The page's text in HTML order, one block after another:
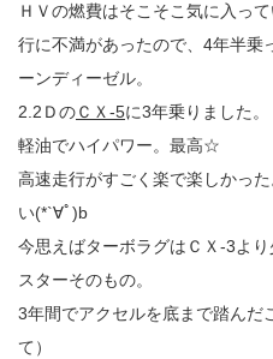
ＨＶの燃費はそこそこ気に入っ
行に不満があったので、4年半乗
ーンディーゼル。
2.2ＤのＣＸ-5に3年乗りました。
軽油でハイパワー。最高☆
高速走行がすごく楽で楽しかっ
い(*`∀ﾟ)b
今思えばターボラグはＣＸ-3よ
スターそのもの。
3年間でアクセルを底まで踏んだ
て）